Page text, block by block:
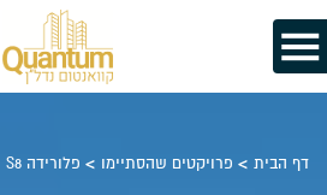
דף הבית > פרויקטים שהסתיימו > פלורידה S8